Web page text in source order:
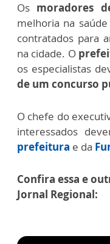
Os moradores
melhoria na
contratados para
na cidade. O
os especialistas
de um concurso
O chefe do
interessados
prefeitura e da
Confira essa e
Jornal Regional: